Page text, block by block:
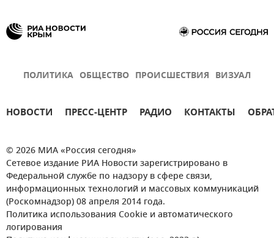
ПОЛИТИКА ОБЩЕСТВО ПРОИСШЕСТВИЯ ВИЗУАЛ
НОВОСТИ ПРЕСС-ЦЕНТР РАДИО КОНТАКТЫ
© 2026 МИА «Россия сегодня»
Сетевое издание РИА Новости зарегистрировано в
Федеральной службе по надзору в сфере связи,
информационных технологий и массовых коммуникаций
(Роскомнадзор) 08 апреля 2014 года.
Политика использования Cookie и автоматического
логирования